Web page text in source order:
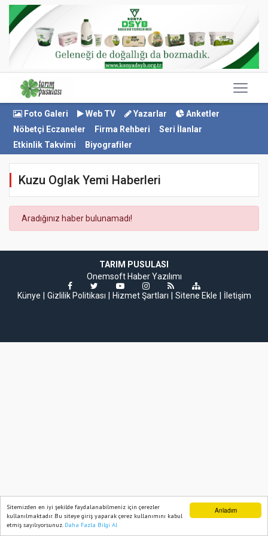
Anladım
Sitemizden en iyi şekilde faydalanabilmeniz için çerezler
kullanılmaktadır. Bu siteye giriş yaparak çerez kullanımını kabul
etmiş sayılıyorsunuz. Daha Fazla Bilgi Al
Foto Galeri Web TV Yazarlar
Anketler
Nöbetçi Eczaneler
Firma Rehberi
Seri İlanlar
Etkinlik Takvimi
Biyografiler
Kuzu Oglak Yemi Haberleri
Aradığınız haber bulunamadı!
TARIM PUSULASI
Onemsoft Haber Yazılımı
Künye
Gizlilik Politikası Hizmet Şartları Sitene Ekle İletişim
Ana Sayfa Web TV